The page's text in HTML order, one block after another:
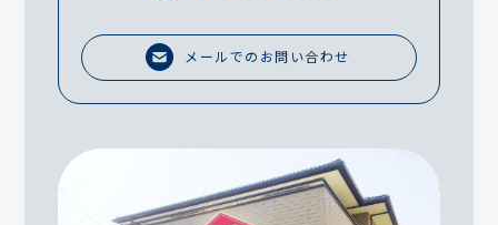
メールでのお問い合わせ